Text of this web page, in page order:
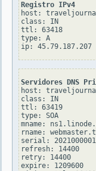
Registro IPv4
host:
class: IN
ttl: 63418
type: A
Servidores DNS
host:
class: IN
ttl: 63419
type: SOA
mname:
rname:
serial: 2021000001
refresh: 14400
retry: 14400
expire: 1209600